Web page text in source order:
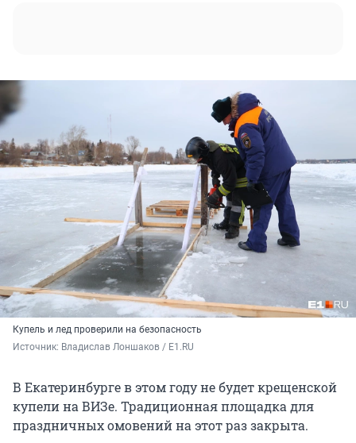
Купель и лед проверили на безопасность
Источник: Владислав Лоншаков / E1.RU
В Екатеринбурге в этом году не будет крещенской
купели на ВИЗе. Традиционная площадка для
праздничных омовений на этот раз закрыта.